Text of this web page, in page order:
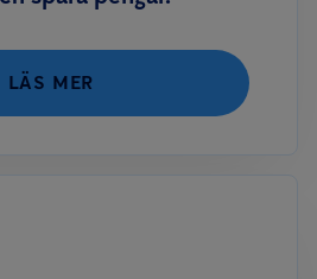
LÄS MER